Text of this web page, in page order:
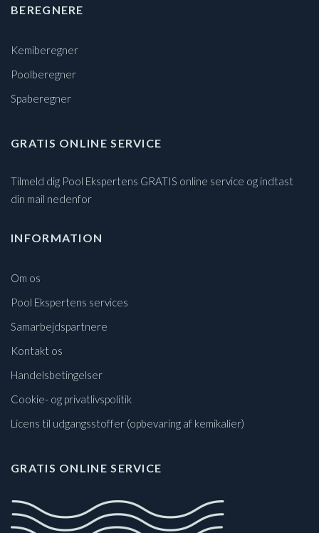
BEREGNERE
Kemiberegner
Poolberegner
Spaberegner
GRATIS ONLINE SERVICE
Tilmeld dig Pool Ekspertens GRATIS online service og indtast
din mail nedenfor
INFORMATION
Om os
Pool Ekspertens services
Samarbejdspartnere
Kontakt os
Handelsbetingelser
Cookie- og privatlivspolitik
Licens til udgangsstoffer (opbevaring af kemikalier)
GRATIS ONLINE SERVICE